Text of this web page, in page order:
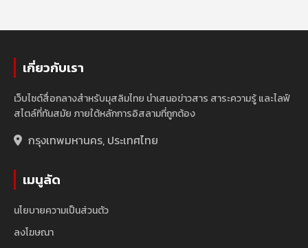
เกี่ยวกับเรา
เว็บไซต์สื่อกลางสำหรับมุสลิมไทย นำเสนอข่าวสาร สาระความรู้ และไลฟ์
สไตล์ที่ทันสมัย ภายใต้หลักการอิสลามที่ถูกต้อง
กรุงเทพมหานคร, ประเทศไทย
เมนูลัด
นโยบายความเป็นส่วนตัว
ลงโฆษณา